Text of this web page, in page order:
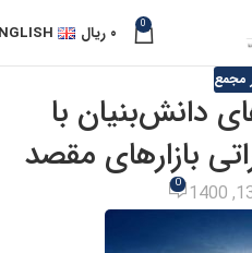
0 ۰ ریال
مجمع
دانش‌بنیان با
بازارهای مقصد
0